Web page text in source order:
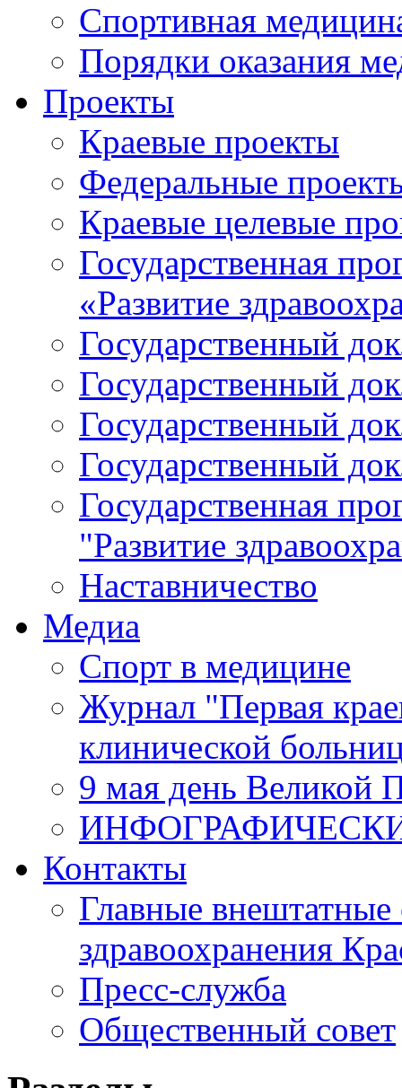
Спортивная
Порядки оказания
Проекты
Краевые проекты
Федеральные
Краевые целевые
Государственная
«Развитие
Государственный
Государственный
Государственный
Государственный
Государственная
"Развитие
Наставничество
Медиа
Спорт в медицине
Журнал "Первая
клинической
9 мая день Великой
Контакты
Главные внештатные
здравоохранения
Пресс-служба
Общественный совет